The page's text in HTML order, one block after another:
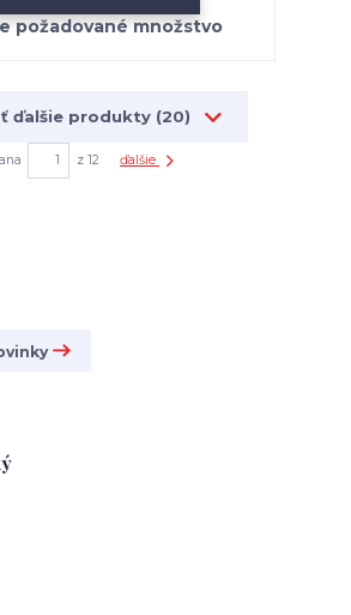
ďalšie produkty (20)
z 12 ďalšie